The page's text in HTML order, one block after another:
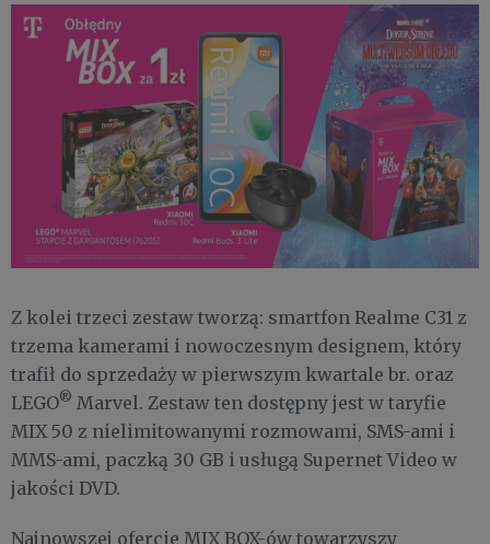
Z kolei trzeci zestaw tworzą: smartfon Realme C31 z
trzema kamerami i nowoczesnym designem, który
trafił do sprzedaży w pierwszym kwartale br. oraz
LEGO® Marvel. Zestaw ten dostępny jest w taryfie
MIX 50 z nielimitowanymi rozmowami, SMS-ami i
MMS-ami, paczką 30 GB i usługą Supernet Video w
jakości DVD.
Najnowszej ofercie MIX BOX-ów towarzyszy